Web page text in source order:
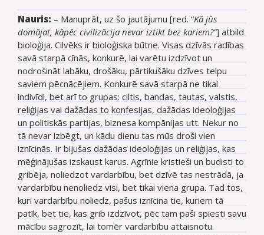
Nauris: – Manuprāt, uz šo jautājumu [red. “Kā jūs
domājat, kāpēc civilizācija nevar iztikt bez kariem?”] atbild
bioloģija. Cilvēks ir bioloģiska būtne. Visas dzīvās radības
savā starpā cīnās, konkurē, lai varētu izdzīvot un
nodrošināt labāku, drošāku, pārtikušāku dzīves telpu
saviem pēcnācējiem. Konkurē savā starpā ne tikai
indivīdi, bet arī to grupas: ciltis, bandas, tautas, valstis,
reliģijas vai dažādas to konfesijas, dažādas ideoloģijas
un politiskās partijas, biznesa kompānijas utt. Nekur no
tā nevar izbēgt, un kādu dienu tas mūs droši vien
iznīcinās. Ir bijušas dažādas ideoloģijas un reliģijas, kas
mēģinājušas izskaust karus. Agrīnie kristieši un budisti to
gribēja, noliedzot vardarbību, bet dzīvē tas nestrādā, ja
vardarbību nenoliedz visi, bet tikai viena grupa. Tad tos,
kuri vardarbību noliedz, pašus iznīcina tie, kuriem tā
patīk, bet tie, kas grib izdzīvot, pēc tam paši spiesti savu
mācību sagrozīt, lai tomēr vardarbību attaisnotu.